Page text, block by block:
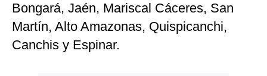
Bongará, Jaén, Mariscal Cáceres, San
Martín, Alto Amazonas, Quispicanchi,
Canchis y Espinar.